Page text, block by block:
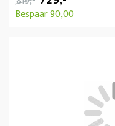
Bespaar 90,00